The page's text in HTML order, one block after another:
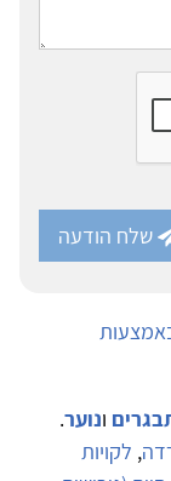
שלח הודעה
ונוער.
, לקויות